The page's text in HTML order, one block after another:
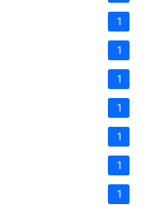
1
1
1
1
1
1
1